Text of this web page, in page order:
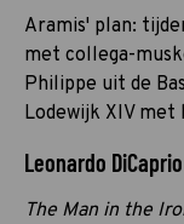
Aramis' plan:
met collega-
Philippe uit de
Lodewijk XIV met
Leonardo DiCaprio
The Man in the